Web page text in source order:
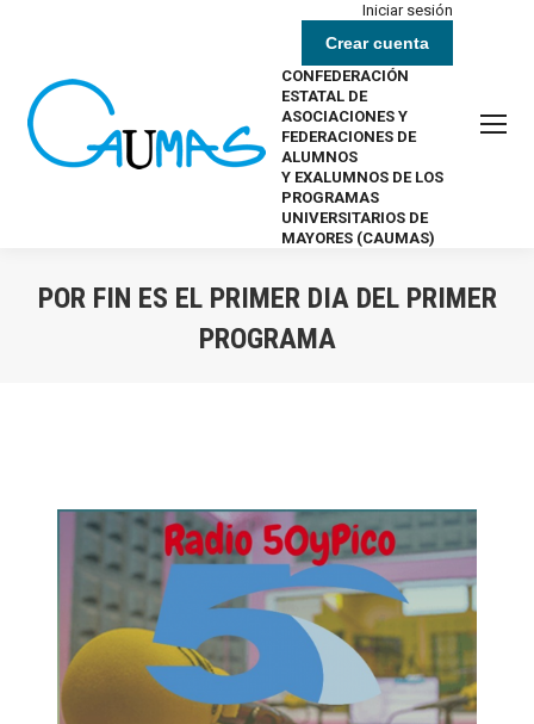
Iniciar sesión
Crear cuenta
CONFEDERACIÓN
ESTATAL DE
ASOCIACIONES Y
FEDERACIONES DE
ALUMNOS
Y EXALUMNOS DE LOS
PROGRAMAS
UNIVERSITARIOS DE
MAYORES (CAUMAS)
POR FIN ES EL PRIMER DIA DEL PRIMER
PROGRAMA